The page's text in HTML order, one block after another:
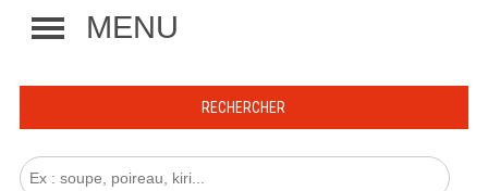
MENU